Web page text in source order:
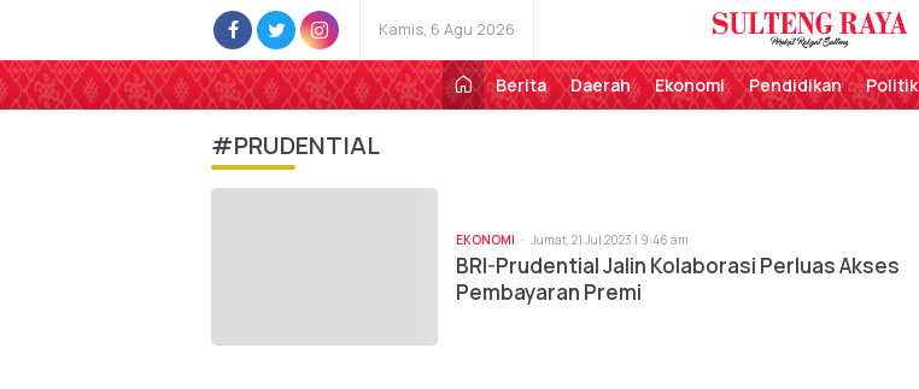
Kamis, 6 Agu 2026
Sulteng Raya
Perekat Rakyat Sulteng
Berita
Daerah Ekonomi Pendidikan Politik
#PRUDENTIAL
EKONOMI Jumat, 21 Jul 2023 | 9:46 am
BRI-Prudential Jalin Kolaborasi Perluas Akses
Pembayaran Premi